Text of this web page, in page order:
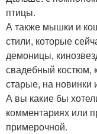
птицы.
А также мышки и
стили, которые
демоницы,
свадебный костюм,
старые, на новинки
А вы какие бы
комментариях или
примерочной.